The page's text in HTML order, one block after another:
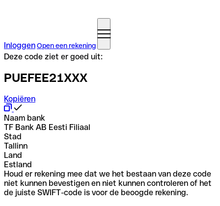
InloggenOpen een rekening
Deze code ziet er goed uit:
PUEFEE21XXX
Kopiëren
Naam bank
TF Bank AB Eesti Filiaal
Stad
Tallinn
Land
Estland
Houd er rekening mee dat we het bestaan van deze code
niet kunnen bevestigen en niet kunnen controleren of het
de juiste SWIFT-code is voor de beoogde rekening.